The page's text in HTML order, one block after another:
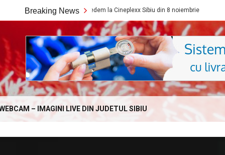
Breaking News
Ce filme noi vedem la Cineplexx Sibiu din 8 noiembrie Ce
– IMAGINI LIVE DIN JUDETUL SIBIU